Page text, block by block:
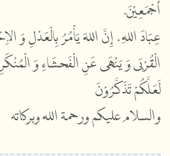
أَجْمَعِيْنَ.
عِبَادَ اللهِ، إِنَّ اللهَيَأْمُرُبِالْعَدْلِوَ
الْقُرْبَىوَيَنْهَىعَنِالْفَحشَاءِوَ الْمُنْكَرِ
لَعَلَّكُمْتَذَكَّرُوْنَ
والسلامعليكمورحمةاللهوبركاته